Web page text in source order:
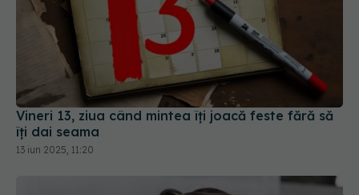
Vineri 13, ziua când mintea îți joacă feste fără să
îți dai seama
13 iun 2025, 11:20